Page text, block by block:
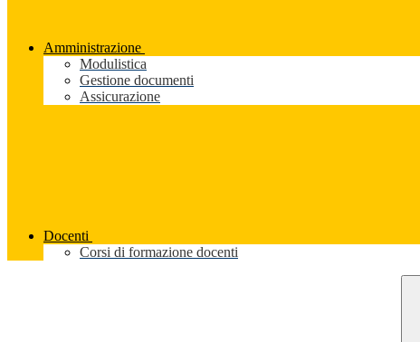
Amministrazione
Modulistica
Gestione documenti
Assicurazione
Docenti
Corsi di formazione docenti